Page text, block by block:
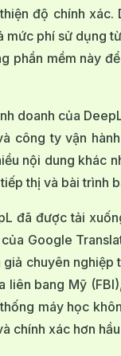
độ chính
phí sử dụng
phần mềm này
doanh của
công ty vận
nội dung khác
thị và bài trình
đã được tải
Google
chuyên
liên bang Mỹ
máy học
chính xác hơn